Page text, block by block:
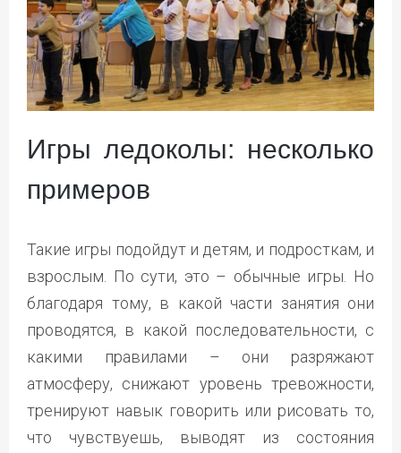
Игры ледоколы: несколько
примеров
Такие игры подойдут и детям, и подросткам, и
взрослым. По сути, это – обычные игры. Но
благодаря тому, в какой части занятия они
проводятся, в какой последовательности, с
какими правилами – они разряжают
атмосферу, снижают уровень тревожности,
тренируют навык говорить или рисовать то,
что чувствуешь, выводят из состояния